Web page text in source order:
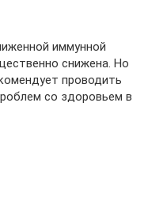
иммунной
снижена. Но
проводить
со здоровьем в